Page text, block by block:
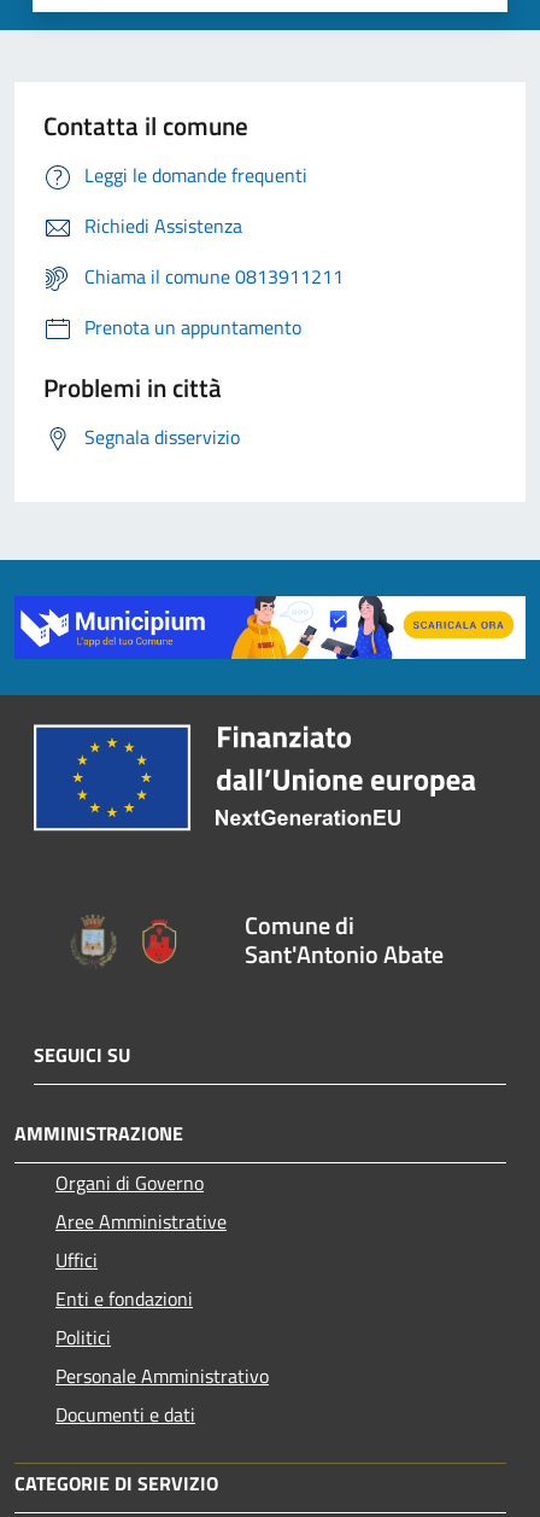
Contatta il comune
Leggi le domande frequenti
Richiedi Assistenza
Chiama il comune 0813911211
Prenota un appuntamento
Problemi in città
Segnala disservizio
Comune di
Sant'Antonio Abate
SEGUICI SU
AMMINISTRAZIONE
Organi di Governo
Aree Amministrative
Uffici
Enti e fondazioni
Politici
Personale Amministrativo
Documenti e dati
CATEGORIE DI SERVIZIO